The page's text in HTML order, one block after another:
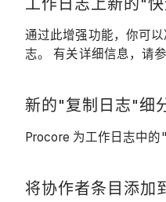
工作日志上新的"
通过此增强功能，你可
志。 有关详细信息，请
新的"复制日志"细
Procore 为工作日志中
将协作者条目添加